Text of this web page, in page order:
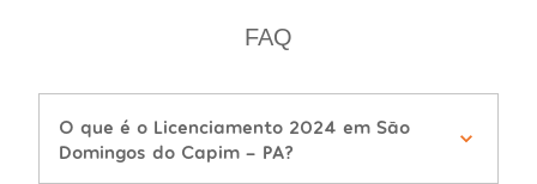
FAQ
O que é o Licenciamento 2024 em São
Domingos do Capim - PA?